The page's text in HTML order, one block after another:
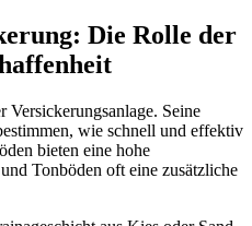
Die Rolle der
Versickerungsanlage. Seine
wie schnell und effektiv
bieten eine hohe
Tonböden oft eine zusätzliche